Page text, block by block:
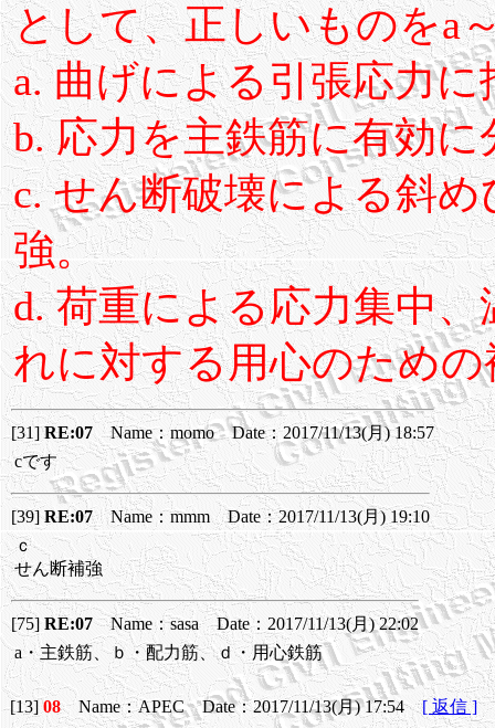
として、正しいものをa
a. 曲げによる引張応力
b. 応力を主鉄筋に有効
c. せん断破壊による斜
強。
d. 荷重による応力集中
れに対する用心のための
[31]RE:07 Name：momo Date：2017/11/13(月) 18:57
cです
[39]RE:07Name：mmm Date：2017/11/13(月) 19:10
ｃ
せん断補強
[75] RE:07 Name：sasa Date：2017/11/13(月) 22:02
a・主鉄筋、ｂ・配力筋、ｄ・用心鉄筋
[13] 08Name：APEC Date：2017/11/13(月) 17:54[ 返信 ]